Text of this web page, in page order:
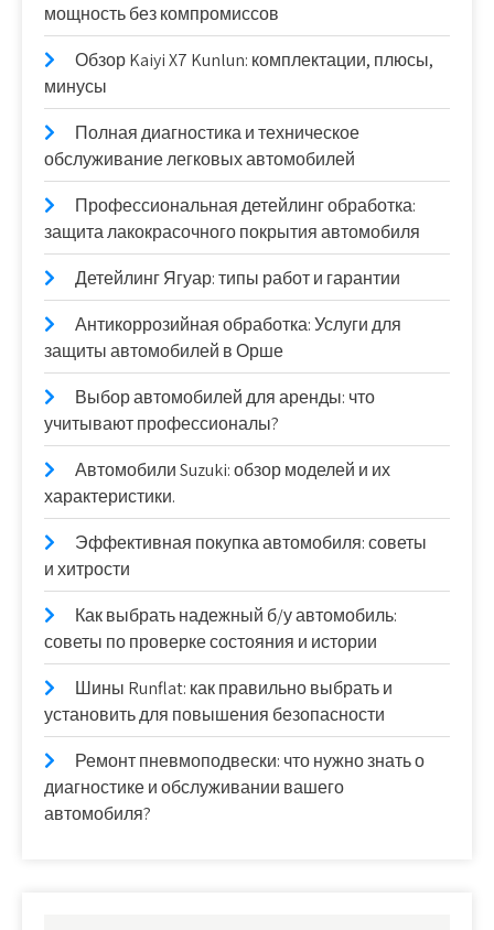
мощность без компромиссов
Обзор Kaiyi X7 Kunlun: комплектации, плюсы,
минусы
Полная диагностика и техническое
обслуживание легковых автомобилей
Профессиональная детейлинг обработка:
защита лакокрасочного покрытия автомобиля
Детейлинг Ягуар: типы работ и гарантии
Антикоррозийная обработка: Услуги для
защиты автомобилей в Орше
Выбор автомобилей для аренды: что
учитывают профессионалы?
Автомобили Suzuki: обзор моделей и их
характеристики.
Эффективная покупка автомобиля: советы
и хитрости
Как выбрать надежный б/у автомобиль:
советы по проверке состояния и истории
Шины Runflat: как правильно выбрать и
установить для повышения безопасности
Ремонт пневмоподвески: что нужно знать о
диагностике и обслуживании вашего
автомобиля?